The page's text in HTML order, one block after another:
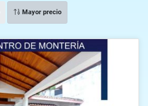
Mayor precio